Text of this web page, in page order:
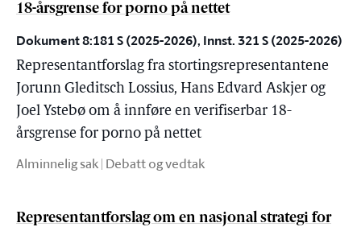
18-årsgrense for porno på nettet
Dokument 8:181 S (2025-2026), Innst. 321 S (2025-2026)
Representantforslag fra stortingsrepresentantene
Jorunn Gleditsch Lossius, Hans Edvard Askjer og
Joel Ystebø om å innføre en verifiserbar 18-
årsgrense for porno på nettet
Alminnelig sak | Debatt og vedtak
Representantforslag om en nasjonal strategi for